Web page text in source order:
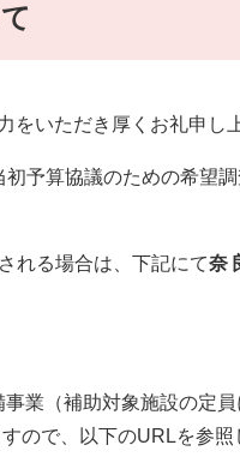
いただき厚くお礼申し
予算協議のための希望
れる場合は、下記にて奈
業（補助対象施設の定員
ので、以下のURLを参照